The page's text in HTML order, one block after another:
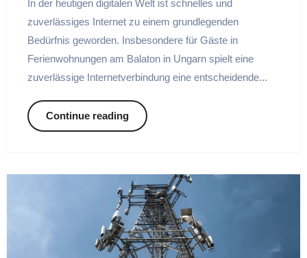
In der heutigen digitalen Welt ist schnelles und
zuverlässiges Internet zu einem grundlegenden
Bedürfnis geworden. Insbesondere für Gäste in
Ferienwohnungen am Balaton in Ungarn spielt eine
zuverlässige Internetverbindung eine entscheidende...
Continue reading